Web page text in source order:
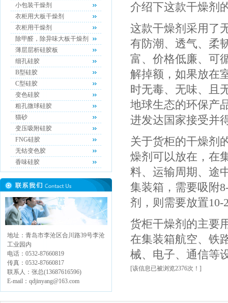
小包装干燥剂
衣柜用大板干燥剂
衣柜用干燥剂
除甲醛，除异味大板干燥剂
薄层层析硅胶板
细孔硅胶
B型硅胶
C型硅胶
变色硅胶
粗孔微球硅胶
猫砂
变压吸附硅胶
FNG硅胶
无钴变色胶
香味硅胶
地址：青岛市李沧区合川路39号李沧
工业园内
电话：0532-87660819
传真：0532-87660817
联系人：张总(13687616596)
E-mail：qdjinyang@163.com
介绍下这款干燥剂
这款干燥剂采用了
有防潮、透气、柔
富、价格低廉、可
解掉额，如果放在
时无毒、无味、且
地球生态的环保产
进发达国家接受并
关于货柜的干燥剂
燥剂可以放在，在
料、运输周期、途
集装箱，需要吸附
剂，则需要放置
货柜干燥剂的主要
在集装箱航空、铁
械、电子、通信等
[该信息已被浏览2376次！]